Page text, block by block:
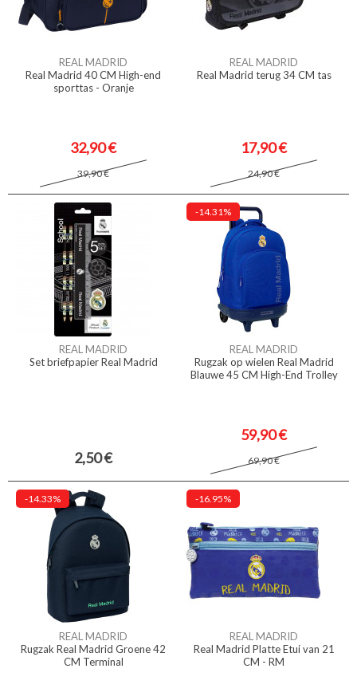
REAL MADRID
Real Madrid 40 CM High-end
sporttas - Oranje
32,90 €
39,90 €
REAL MADRID
Real Madrid terug 34 CM tas
17,90 €
24,90 €
REAL MADRID
Set briefpapier Real Madrid
2,50 €
-14.31%
REAL MADRID
Rugzak op wielen Real Madrid
Blauwe 45 CM High-End Trolley
59,90 €
69,90 €
-14.33%
REAL MADRID
Rugzak Real Madrid Groene 42
CM Terminal
-16.95%
REAL MADRID
Real Madrid Platte Etui van 21
CM - RM